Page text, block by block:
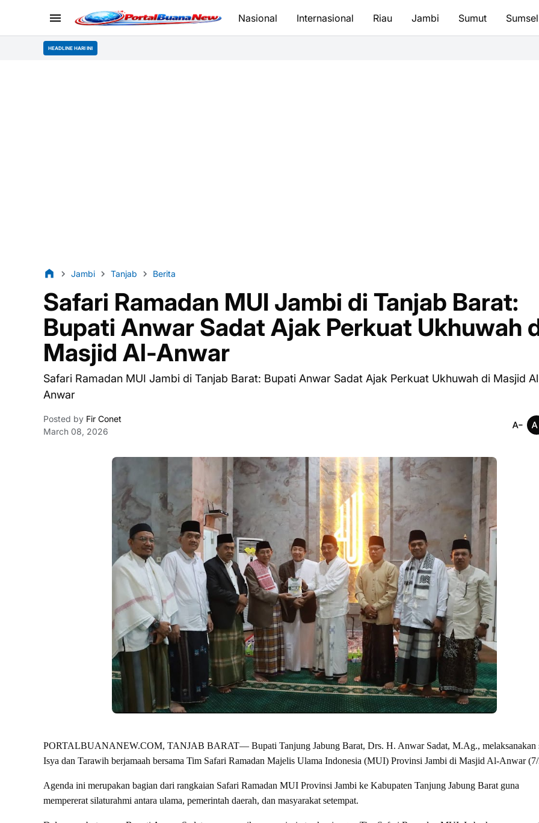
Nasional Internasional Riau Jambi Sumut Sumsel
HEADLINE HARI INI
Jambi Tanjab Berita
Safari Ramadan MUI Jambi di Tanjab Barat:
Bupati Anwar Sadat Ajak Perkuat Ukhuwah
Masjid Al-Anwar
Safari Ramadan MUI Jambi di Tanjab Barat: Bupati Anwar Sadat Ajak Perkuat Ukhuwah di Masjid
Anwar
Posted by Fir Conet
March 08, 2026
PORTALBUANANEW.COM, TANJAB BARAT— Bupati Tanjung Jabung Barat, Drs. H. Anwar Sadat, M.Ag., melaksanakan
Isya dan Tarawih berjamaah bersama Tim Safari Ramadan Majelis Ulama Indonesia (MUI) Provinsi Jambi di Masjid Al-Anwar
Agenda ini merupakan bagian dari rangkaian Safari Ramadan MUI Provinsi Jambi ke Kabupaten Tanjung Jabung Barat guna
mempererat silaturahmi antara ulama, pemerintah daerah, dan masyarakat setempat.